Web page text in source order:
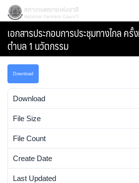
Skip
content
สภาเกษตรกรแห่งชาติ
เอกสารประกอบการประชุมทางไกล ครั้
ตำบล 1 นวัตกรรม
Download
Download
File Size
File Count
Create Date
Last Updated